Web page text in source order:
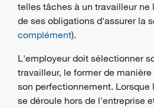
telles tâches à un travailleur
de ses obligations d'assurer la
complément).
L'employeur doit sélectionner
travailleur, le former de
son perfectionnement.
se déroule hors de l'entreprise